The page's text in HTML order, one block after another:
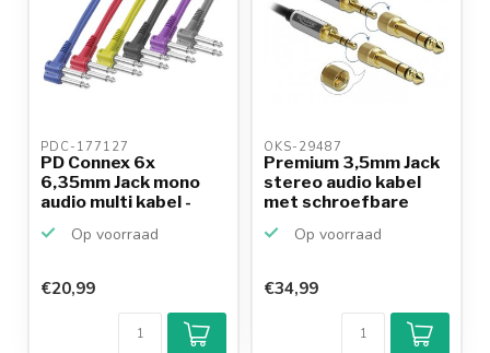
PDC-177127
PD Connex 6x
6,35mm Jack mono
audio multi kabel -
Op voorraad
€20,99
OKS-29487
Premium 3,5mm Jack
stereo audio kabel
met schroefbare
Op voorraad
€34,99